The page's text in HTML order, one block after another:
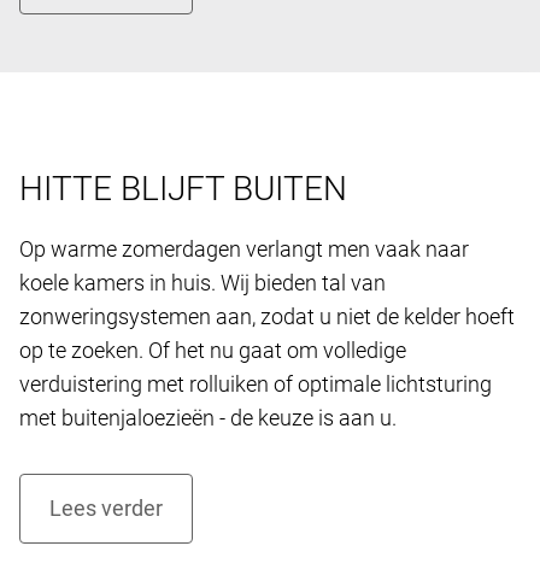
HITTE BLIJFT BUITEN
Op warme zomerdagen verlangt men vaak naar
koele kamers in huis. Wij bieden tal van
zonweringsystemen aan, zodat u niet de kelder hoeft
op te zoeken. Of het nu gaat om volledige
verduistering met rolluiken of optimale lichtsturing
met buitenjaloezieën - de keuze is aan u.